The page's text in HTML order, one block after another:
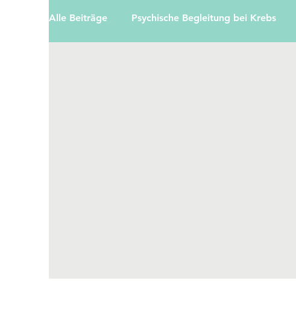
Alle Beiträge Psychische Begleitung bei Krebs